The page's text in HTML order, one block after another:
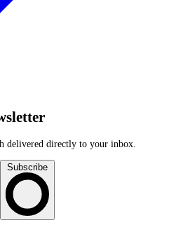
delivered directly to your inbox.
Subscribe